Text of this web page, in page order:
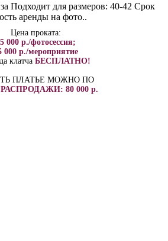
Подходит для размеров: 40-42 Срок
аренды на фото..
Цена проката:
000 р./фотосессия;
000 р./мероприятие
клатча БЕСПЛАТНО!
ПЛАТЬЕ МОЖНО ПО
РАСПРОДАЖИ: 80 000 р.